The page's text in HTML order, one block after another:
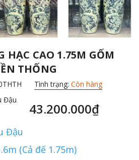
HẠC CAO 1.75M GỐM
THỐNG
Đậu
Tình trạng: Còn hàng
43.200.000₫
Đậu
(Cả đế 1.75m)